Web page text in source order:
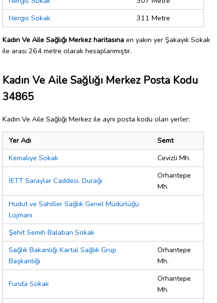
Nergis Sokak
311 Metre
Kadın Ve Aile Sağlığı Merkez haritasına en yakın yer Şakayık Sokak
ile arası 264 metre olarak hesaplanmıştır.
Kadın Ve Aile Sağlığı Merkez Posta Kodu
34865
Kadın Ve Aile Sağlığı Merkez ile aynı posta kodu olan yerler:
Yer Adı
Semt
Kemaliye Sokak
Cevizli Mh.
İETT Saraylar Caddesi. Durağı
Orhantepe
Mh.
Hudut ve Sahiller Sağlık Genel Müdürlüğü
Lojmanı
Şehit Semih Balaban Sokak
Sağlık Bakanlığı Kartal Sağlık Grup
Başkanlığı
Orhantepe
Mh.
Funda Sokak
Orhantepe
Mh.